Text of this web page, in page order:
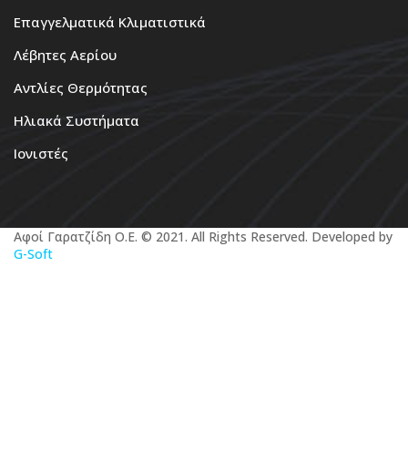
Επαγγελματικά Κλιματιστικά
Λέβητες Αερίου
Αντλίες Θερμότητας
Ηλιακά Συστήματα
Ιονιστές
Αφοί Γαρατζίδη Ο.Ε. © 2021. All Rights Reserved. Developed by
G-Soft